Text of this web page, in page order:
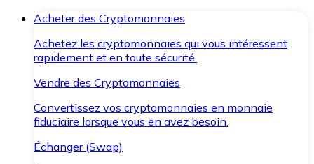
Acheter des Cryptomonnaies
Achetez les cryptomonnaies qui vous intéressent
rapidement et en toute sécurité.
Vendre des Cryptomonnaies
Convertissez vos cryptomonnaies en monnaie
fiduciaire lorsque vous en avez besoin.
Échanger (Swap)